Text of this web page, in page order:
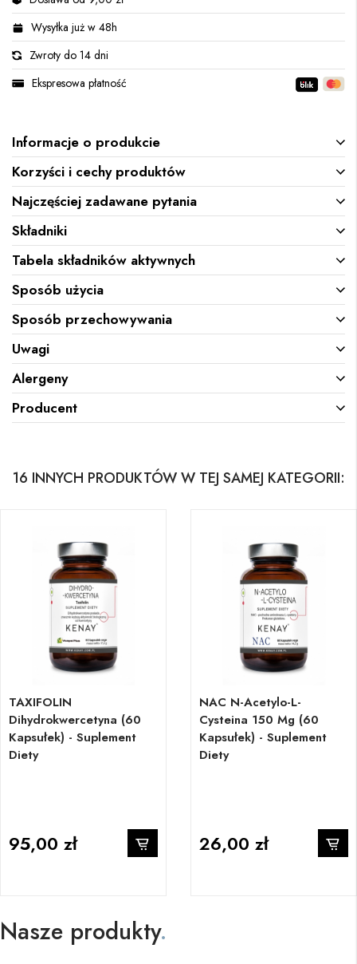
Wysyłka już w 48h
Zwroty do 14 dni
Ekspresowa płatność
Informacje o produkcie
Korzyści i cechy produktów
Najczęściej zadawane pytania
Składniki
Tabela składników aktywnych
Sposób użycia
Sposób przechowywania
Uwagi
Alergeny
Producent
16 INNYCH PRODUKTÓW W TEJ SAMEJ KATEGORII:
TAXIFOLIN
Dihydrokwercetyna (60
Kapsułek) - Suplement
Diety
95,00 zł
NAC N-Acetylo-L-
Cysteina 150 Mg (60
Kapsułek) - Suplement
Diety
26,00 zł
Nasze produkty.